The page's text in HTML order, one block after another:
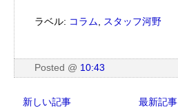
ラベル: コラム スタッフ河野
Posted @ 10:43
新しい記事 最新記事